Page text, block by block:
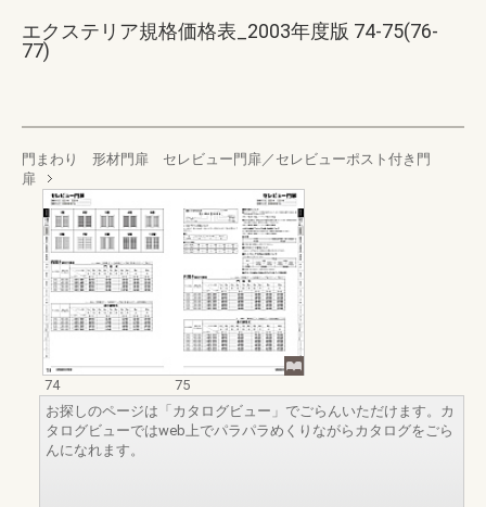
エクステリア規格価格表_2003年度版 74-75(76-
77)
門まわり 形材門扉 セレビュー門扉／セレビューポスト付き門
扉
74
75
お探しのページは「カタログビュー」でごらんいただけます。カ
タログビューではweb上でパラパラめくりながらカタログをごら
んになれます。